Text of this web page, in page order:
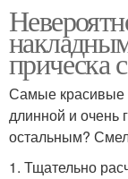
прическа
Самые красивые
длинной и очень
остальным?
1. Тщательно